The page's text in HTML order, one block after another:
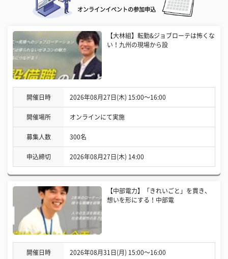
オンラインイベントの参加申込
【大林組】転勤&ジョブローテは怖くな
い！九州の現場から設
開催日時 2026年08月27日(木) 15:00〜16:00
開催場所 オンラインにて実施
募集人数 300名
申込締切 2026年08月27日(木) 14:00
【中部電力】「きれいごと」を貫き、
想いを形にする！中部電
開催日時 2026年08月31日(月) 15:00〜16:00